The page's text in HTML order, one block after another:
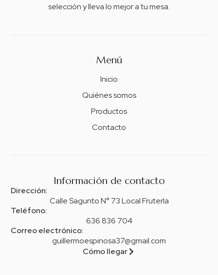
selección y lleva lo mejor a tu mesa.
Menú
Inicio
Quiénes somos
Productos
Contacto
Información de contacto
Dirección:
Calle Sagunto N° 73 Local FruterIa
Teléfono:
636 836 704
Correo electrónico:
guillermoespinosa37@gmail.com
Cómo llegar